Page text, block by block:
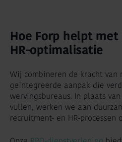
Hoe Forp helpt
HR-optimalisatie
Wij combineren de kracht van
geïntegreerde aanpak die
wervingsbureaus. In plaats
vullen, werken we aan
recruitment- en HR-processen